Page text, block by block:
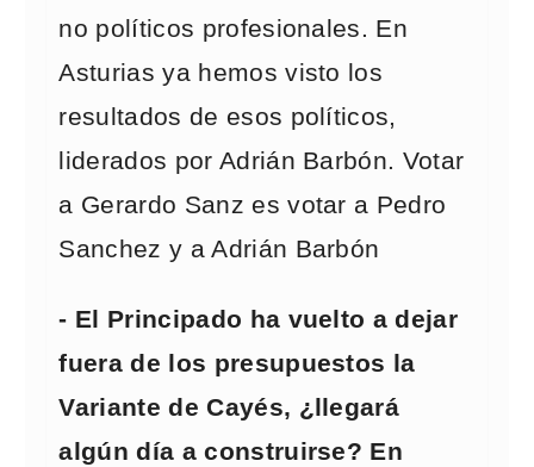
no políticos profesionales. En
Asturias ya hemos visto los
resultados de esos políticos,
liderados por Adrián Barbón. Votar
a Gerardo Sanz es votar a Pedro
Sanchez y a Adrián Barbón
- El Principado ha vuelto a dejar
fuera de los presupuestos la
Variante de Cayés, ¿llegará
algún día a construirse? En